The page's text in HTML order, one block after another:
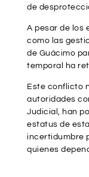
de
A pesar de los
como las
de Guácimo
temporal ha
Este conflicto
autoridades
Judicial, han
estatus de
incertidumbre
quienes